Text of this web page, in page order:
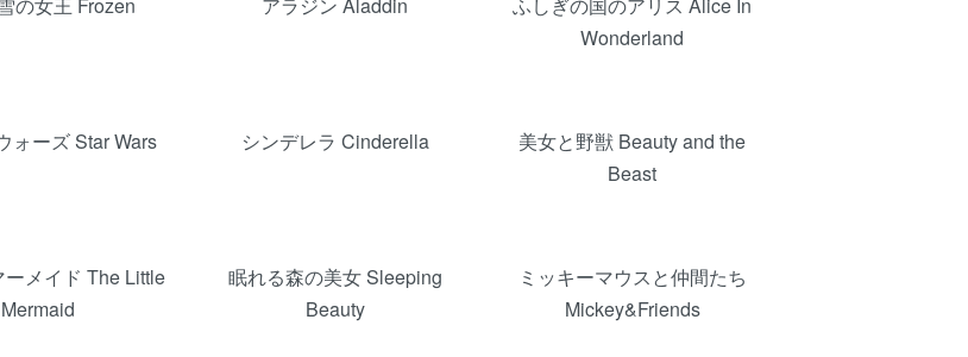
Wonderland
ォーズ Star Wars シンデレラ Cinderella
美女と野獣 Beauty and the
Beast
ーメイド The Little
Mermaid
眠れる森の美女 Sleeping
Beauty
ミッキーマウスと仲間たち
Mickey&Friends